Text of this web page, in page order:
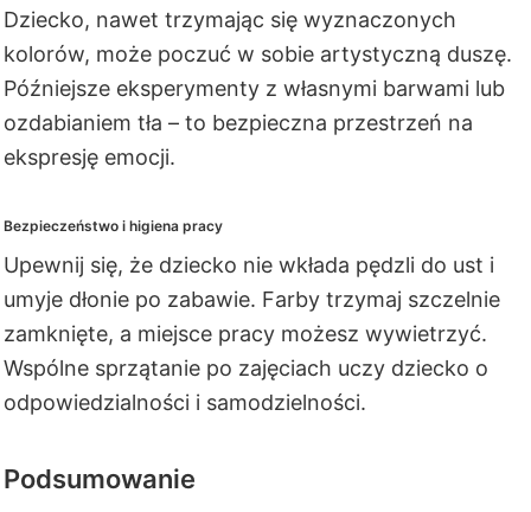
Dziecko, nawet trzymając się wyznaczonych
kolorów, może poczuć w sobie artystyczną duszę.
Późniejsze eksperymenty z własnymi barwami lub
ozdabianiem tła – to bezpieczna przestrzeń na
ekspresję emocji.
Bezpieczeństwo i higiena pracy
Upewnij się, że dziecko nie wkłada pędzli do ust i
umyje dłonie po zabawie. Farby trzymaj szczelnie
zamknięte, a miejsce pracy możesz wywietrzyć.
Wspólne sprzątanie po zajęciach uczy dziecko o
odpowiedzialności i samodzielności.
Podsumowanie